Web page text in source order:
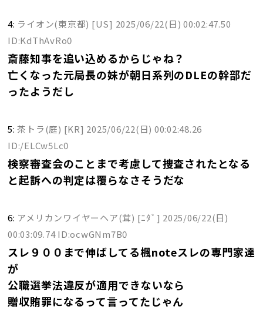
4: ライオン(東京都) [US] 2025/06/22(日) 00:02:47.50
ID:KdThAvRo0
斎藤知事を追い込めるからじゃね？
亡くなった元局長の妹が朝日系列のDLEの幹部だ
ったようだし
5:茶トラ(庭) [KR] 2025/06/22(日) 00:02:48.26
ID:/ELCw5Lc0
検察審査会のことまで考慮して捜査されたとなる
と起訴への判定は覆らなさそうだな
6: アメリカンワイヤーヘア(茸) [ﾆﾀﾞ] 2025/06/22(日)
00:03:09.74 ID:ocwGNm7B0
スレ９００まで伸ばしてる楓noteスレの専門家達
が
公職選挙法違反が適用できないなら
贈収賄罪になるって言ってたじゃん